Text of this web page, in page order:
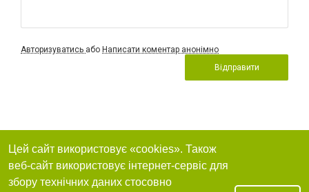
Авторизуватись або Написати коментар анонімно
Відправити
Цей сайт використовує «cookies». Також
веб-сайт використовує інтернет-сервіс для
збору технічних даних стосовно